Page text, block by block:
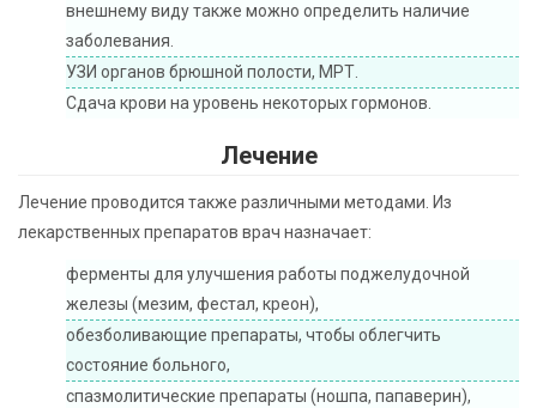
внешнему виду также можно определить наличие
заболевания.
УЗИ органов брюшной полости, МРТ.
Сдача крови на уровень некоторых гормонов.
Лечение
Лечение проводится также различными методами. Из
лекарственных препаратов врач назначает:
ферменты для улучшения работы поджелудочной
железы (мезим, фестал, креон),
обезболивающие препараты, чтобы облегчить
состояние больного,
спазмолитические препараты (ношпа, папаверин),